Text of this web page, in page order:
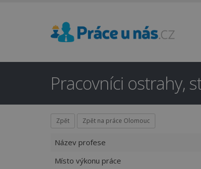
Pracovníci ostrahy,
Zpět Zpět na práce Olomouc
Název profese
Místo výkonu práce